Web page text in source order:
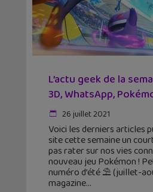
L’actu geek de la
3D, WhatsApp,
26 juillet 2021
Voici les derniers articles
site cette semaine un
pas rater sur nos vies
nouveau jeu Pokémon !
numéro d’été ⛱️ (juillet-
magazine